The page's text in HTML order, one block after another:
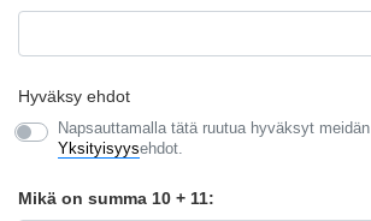
Hyväksy ehdot
Napsauttamalla tätä ruutua hyväksyt meidän
Yksityisyysehdot.
Mikä on summa 10 + 11: